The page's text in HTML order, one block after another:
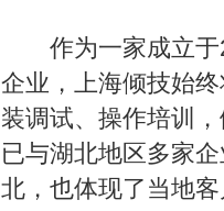
作为一家成立于
企业，上海倾技始
装调试、操作培训
已与湖北地区多家
北，也体现了当地